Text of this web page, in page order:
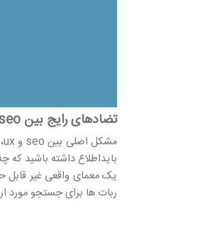
تضادهای رایج بین seo و ux
مشکل اصلی بین seo و ux، معمولا از
بایداطلاع داشته باشید
یک معمای واقعی غیر قابل
ربات ها برای جستجو مورد